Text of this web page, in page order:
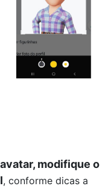
modifique o
, conforme dicas a